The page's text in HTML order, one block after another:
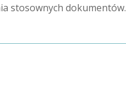
stosownych dokumentów.